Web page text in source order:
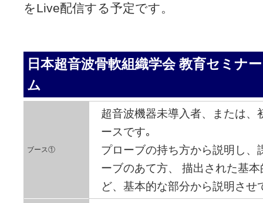
をLive配信する予定です。
日本超音波骨軟組織学会 教育セミナ
ム
ブース①
超音波機器未導入者、または、
ースです｡
プローブの持ち方から説明し、
ーブのあて方、 描出された基
ど、基本的な部分から説明させ